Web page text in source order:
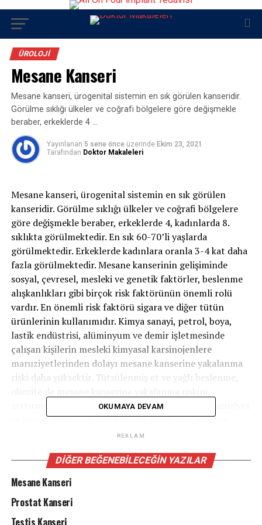
ÜROLOJI
Mesane Kanseri
Mesane kanseri, ürogenital sistemin en sık görülen kanseridir.
Görülme sıklığı ülkeler ve coğrafi bölgelere göre değişmekle
beraber, erkeklerde 4 …
Yayınlanan 5 sene önce üzerinde Ekim 23, 2021
Tarafından Doktor Makaleleri
Mesane kanseri, ürogenital sistemin en sık görülen
kanseridir. Görülme sıklığı ülkeler ve coğrafi bölgelere
göre değişmekle beraber, erkeklerde 4, kadınlarda 8.
sıklıkta görülmektedir. En sık 60-70’li yaşlarda
görülmektedir. Erkeklerde kadınlara oranla 3-4 kat daha
fazla görülmektedir. Mesane kanserinin gelişiminde
sosyal, çevresel, mesleki ve genetik faktörler, beslenme
alışkanlıkları gibi birçok risk faktörünün önemli rolü
vardır. En önemli risk faktörü sigara ve diğer tütün
ürünlerinin kullanımıdır. Kimya sanayi, petrol, boya,
lastik endüstrisi, alüminyum ve demir işletmesinde
çalışan kişilerin mesleki kimyasal karsinojenlere
maruziyetlerinden dolayı mesane kanserine yakalanma
riski daha yüksektir. Tütsülenmiş et ve yağlı beslenme,
arttırmaktadır. Ayrıca aile öyküsü, radyasyona maruziyet
ve kronik idrar yolu enfeksiyonu varlığında, mesane
kanseri görülme oranı artmaktadır.
yapmadır. İdrarda yanma, zorlanma, böbrek bölgesinde
ağrı, halsizlik, kilo kaybı da görülebilmektedir. Bazen hiç
belirti vermeden başka nedenlerle yapılan
ultrasonografide tesadüfen de saptanabilir. Yüksek riskli
hastalarda tanıyı doğrulamak amacıyla ikinci TUR-B
OKUMAYA DEVAM
REKLAM
DIĞER BEĞENEBILECEĞIN YAZILAR
Mesane Kanseri
Prostat Kanseri
Testis Kanseri